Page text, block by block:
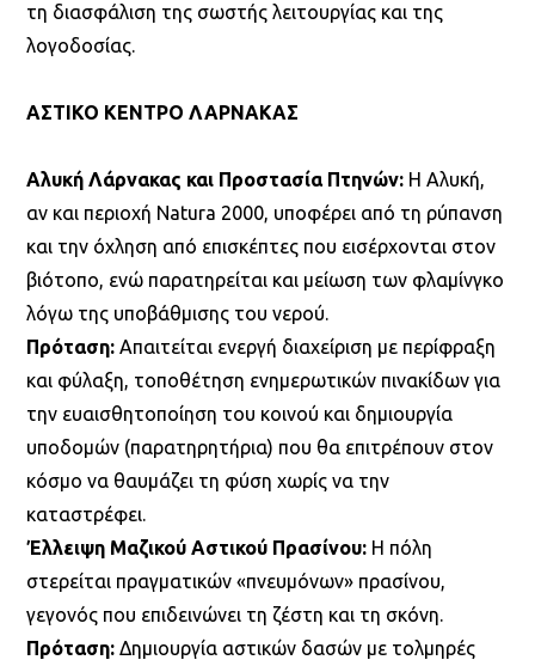
τη διασφάλιση της σωστής λειτουργίας και της
λογοδοσίας.
ΑΣΤΙΚΟ ΚΕΝΤΡΟ ΛΑΡΝΑΚΑΣ
Αλυκή Λάρνακας και Προστασία Πτηνών: Η Αλυκή,
αν και περιοχή Natura 2000, υποφέρει από τη ρύπανση
και την όχληση από επισκέπτες που εισέρχονται στον
βιότοπο, ενώ παρατηρείται και μείωση των φλαμίνγκο
λόγω της υποβάθμισης του νερού.
Πρόταση: Απαιτείται ενεργή διαχείριση με περίφραξη
και φύλαξη, τοποθέτηση ενημερωτικών πινακίδων για
την ευαισθητοποίηση του κοινού και δημιουργία
υποδομών (παρατηρητήρια) που θα επιτρέπουν στον
κόσμο να θαυμάζει τη φύση χωρίς να την
καταστρέφει.
Έλλειψη Μαζικού Αστικού Πρασίνου: Η πόλη
στερείται πραγματικών «πνευμόνων» πρασίνου,
γεγονός που επιδεινώνει τη ζέστη και τη σκόνη.
Πρόταση: Δημιουργία αστικών δασών με τολμηρές